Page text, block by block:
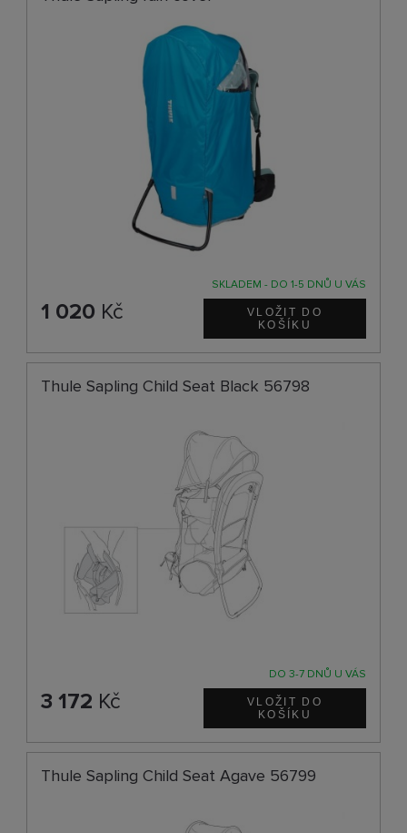
SKLADEM - DO 1-5 DNŮ U VÁS
1 020 Kč
Thule Sapling Child Seat Black 56798
DO 3-7 DNŮ U VÁS
3 172 Kč
Thule Sapling Child Seat Agave 56799